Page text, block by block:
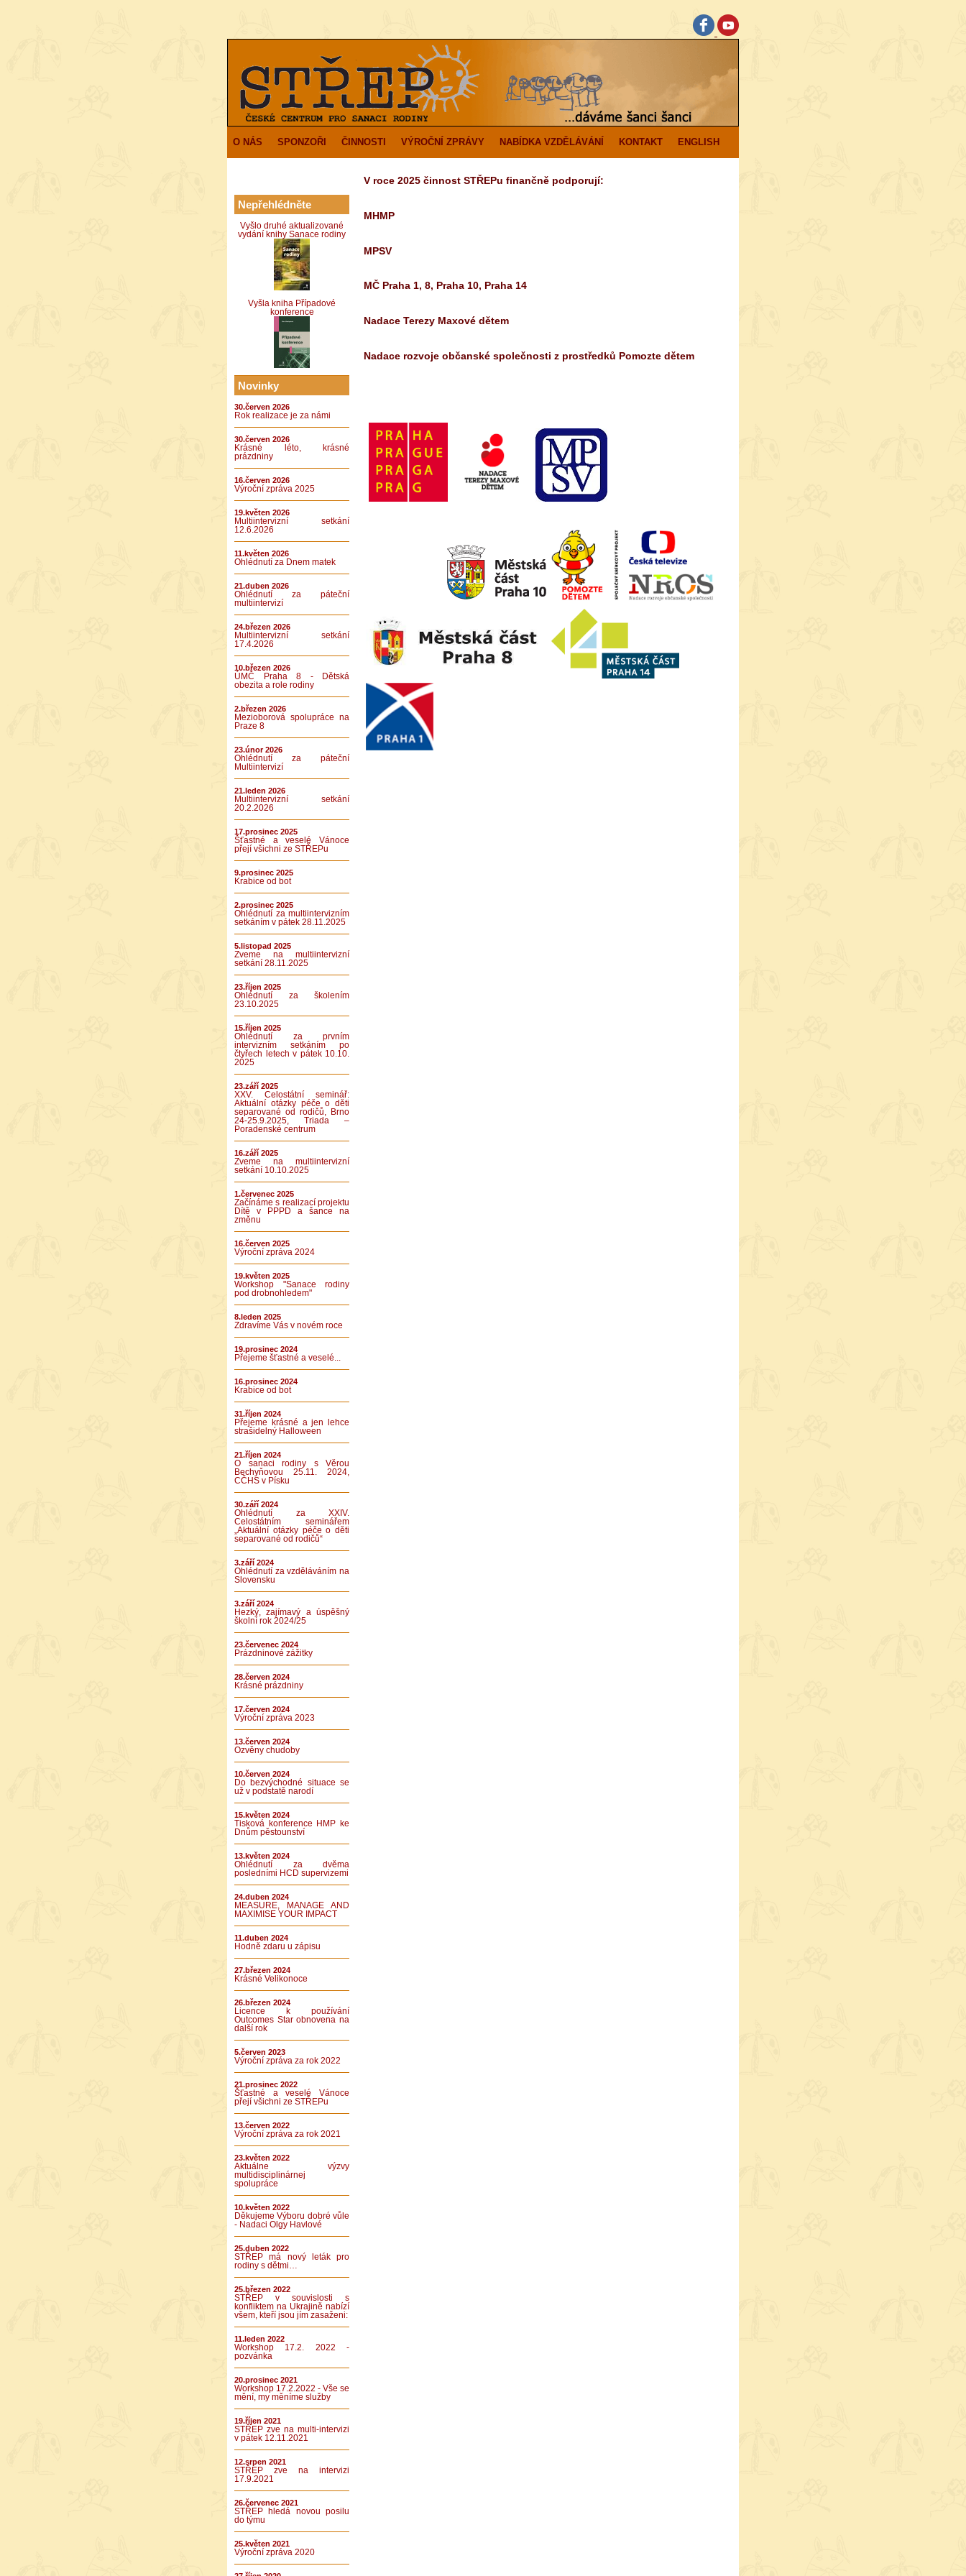
O NÁS SPONZOŘI ČINNOSTI VÝROČNÍ ZPRÁVY NABÍDKA VZDĚLÁVÁNÍ KONTAKT ENGLISH
Nepřehlédněte
Vyšlo druhé aktualizované
vydání knihy Sanace rodiny
Vyšla kniha Případové
konference
Novinky
30.červen 2026
Rok realizace je za námi
30.červen 2026
Krásné léto, krásné
prázdniny
16.červen 2026
Výroční zpráva 2025
19.květen 2026
Multiintervizní setkání
12.6.2026
11.květen 2026
Ohlédnutí za Dnem matek
21.duben 2026
Ohlédnutí za páteční
multiintervizí
24.březen 2026
Multiintervizní setkání
17.4.2026
10.březen 2026
ÚMČ Praha 8 - Dětská
obezita a role rodiny
2.březen 2026
Mezioborová spolupráce na
Praze 8
23.únor 2026
Ohlédnutí za páteční
Multiintervizí
21.leden 2026
Multiintervizní setkání
20.2.2026
17.prosinec 2025
Šťastné a veselé Vánoce
přejí všichni ze STŘEPu
9.prosinec 2025
Krabice od bot
2.prosinec 2025
Ohlédnutí za multiintervizním
setkáním v pátek 28.11.2025
5.listopad 2025
Zveme na multiintervizní
setkání 28.11.2025
23.říjen 2025
Ohlédnutí za školením
23.10.2025
15.říjen 2025
Ohlédnutí za prvním
intervizním setkáním po
čtyřech letech v pátek 10.10.
2025
23.září 2025
XXV. Celostátní seminář:
Aktuální otázky péče o děti
separované od rodičů, Brno
24-25.9.2025, Triada –
Poradenské centrum
16.září 2025
Zveme na multiintervizní
setkání 10.10.2025
1.červenec 2025
Začínáme s realizací projektu
Dítě v PPPD a šance na
změnu
16.červen 2025
Výroční zpráva 2024
19.květen 2025
Workshop "Sanace rodiny
pod drobnohledem"
8.leden 2025
Zdravíme Vás v novém roce
19.prosinec 2024
Přejeme šťastné a veselé...
16.prosinec 2024
Krabice od bot
31.říjen 2024
Přejeme krásné a jen lehce
strašidelný Halloween
21.říjen 2024
O sanaci rodiny s Věrou
Bechyňovou 25.11. 2024,
CČHS v Písku
30.září 2024
Ohlédnutí za XXIV.
Celostátním seminářem
„Aktuální otázky péče o děti
separované od rodičů“
3.září 2024
Ohlédnutí za vzděláváním na
Slovensku
3.září 2024
Hezký, zajímavý a úspěšný
školní rok 2024/25
23.červenec 2024
Prázdninové zážitky
28.červen 2024
Krásné prázdniny
17.červen 2024
Výroční zpráva 2023
13.červen 2024
Ozvěny chudoby
10.červen 2024
Do bezvýchodné situace se
už v podstatě narodí
15.květen 2024
Tisková konference HMP ke
Dnům pěstounství
13.květen 2024
Ohlédnutí za dvěma
posledními HCD supervizemi
24.duben 2024
MEASURE, MANAGE AND
MAXIMISE YOUR IMPACT
11.duben 2024
Hodně zdaru u zápisu
27.březen 2024
Krásné Velikonoce
26.březen 2024
Licence k používání
Outcomes Star obnovena na
další rok
5.červen 2023
Výroční zpráva za rok 2022
21.prosinec 2022
Šťastné a veselé Vánoce
přejí všichni ze STŘEPu
13.červen 2022
Výroční zpráva za rok 2021
23.květen 2022
Aktuálne výzvy
multidisciplinárnej
spolupráce
10.květen 2022
Děkujeme Výboru dobré vůle
- Nadaci Olgy Havlové
25.duben 2022
STŘEP má nový leták pro
rodiny s dětmi…
25.březen 2022
STŘEP v souvislosti s
konfliktem na Ukrajině nabízí
všem, kteří jsou jím zasaženi:
11.leden 2022
Workshop 17.2. 2022 -
pozvánka
20.prosinec 2021
Workshop 17.2.2022 - Vše se
mění, my měníme služby
19.říjen 2021
STŘEP zve na multi-intervizi
v pátek 12.11.2021
12.srpen 2021
STŘEP zve na intervizi
17.9.2021
26.červenec 2021
STŘEP hledá novou posilu
do týmu
25.květen 2021
Výroční zpráva 2020
V roce 2025 činnost STŘEPu finančně podporují:
MHMP
MPSV
MČ Praha 1, 8, Praha 10, Praha 14
Nadace Terezy Maxové dětem
Nadace rozvoje občanské společnosti z prostředků Pomozte dětem